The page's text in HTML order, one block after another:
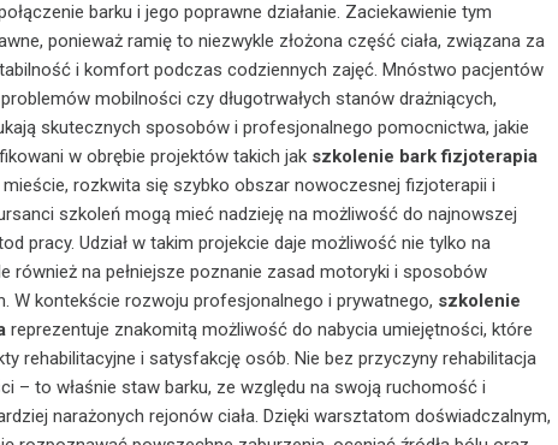
barku i jego poprawne działanie. Zaciekawienie tym
ponieważ ramię to niezwykle złożona część ciała, związana za
i komfort podczas codziennych zajęć. Mnóstwo pacjentów
mobilności czy długotrwałych stanów drażniących,
skutecznych sposobów i profesjonalnego pomocnictwa, jakie
w obrębie projektów takich jak szkolenie bark fizjoterapia
mieście, rozkwita się szybko obszar nowoczesnej fizjoterapii i
szkoleń mogą mieć nadzieję na możliwość do najnowszej
pracy. Udział w takim projekcie daje możliwość nie tylko na
również na pełniejsze poznanie zasad motoryki i sposobów
W kontekście rozwoju profesjonalnego i prywatnego, szkolenie
reprezentuje znakomitą możliwość do nabycia umiejętności, które
rehabilitacyjne i satysfakcję osób. Nie bez przyczyny rehabilitacja
– to właśnie staw barku, ze względu na swoją ruchomość i
narażonych rejonów ciała. Dzięki warsztatom doświadczalnym,